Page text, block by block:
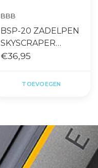
BBB
BSP-20 ZADELPEN
SKYSCRAPER
31.0MM ZWART
€36,95
TOEVOEGEN